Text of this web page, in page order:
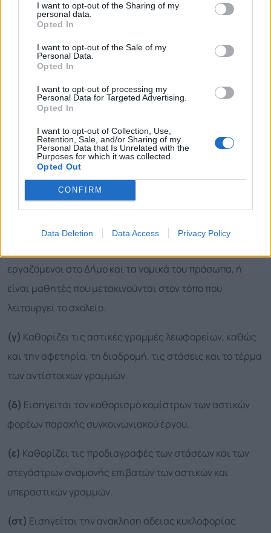
I want to opt-out of the Sharing of my
personal data.
Opted In
I want to opt-out of the Sale of my
Personal Data.
Opted In
I want to opt-out of processing my
Personal Data for Targeted Advertising.
Opted In
I want to opt-out of Collection, Use,
Retention, Sale, and/or Sharing of my
Personal Data that Is Unrelated with the
Purposes for which it was collected.
Opted Out
CONFIRM
Data Deletion Data Access Privacy Policy
δικτύου αστικών συγκοινωνιών στο Δήμο και τη
Μεριμνά για την άσκηση, με δυνατότητα επιβολής
κομίστρου, συγκοινωνιακού έργου για την εξυπηρέτηση
της μετακίνησης των κατοίκων της περιοχής, εφόσον το
άσκηση συγκοινωνιακού έργου είναι δυνατόν να γίνεται
είτε με ιδιόκτητα μέσα, είτε με τη χρήση μισθωμένων
μέσων και υπηρεσιών.
(β)Μεριμνά για τη διενέργεια μεταφορών για τη
μετακίνηση κατοίκων που ανήκουν σε κοινωνικές ομάδες
εργαζόμενοι στο Δήμο και τα νομικά του πρόσωπα, ή
είναι μαθητές που μετακινούνται στον τόπο που
λειτουργεί το σχολείο.
(γ) Καθορίζει τις αστικές γραμμές λεωφορείων, καθώς
και την αφετηρία, τη διαδρομή, τις στάσεις και το τέρμα
των αντίστοιχων γραμμών.
(δ) Εισηγείται τον καθορισμό κομίστρων των αστικών
φορέων παροχής συγκοινωνιακού έργου.
(ε) Καθορίζει τις προδιαγραφές των στάσεων και των
στεγάστρων αναμονής επιβατών των αστικών και
υπεραστικών γραμμών.
(στ) Εισηγείται την ανάκληση άδειας κυκλοφορίας